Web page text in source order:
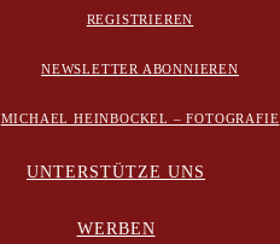
REGISTRIEREN
NEWSLETTER ABONNIEREN
MICHAEL HEINBOCKEL – FOTOGRAFIE
UNTERSTÜTZE UNS
WERBEN